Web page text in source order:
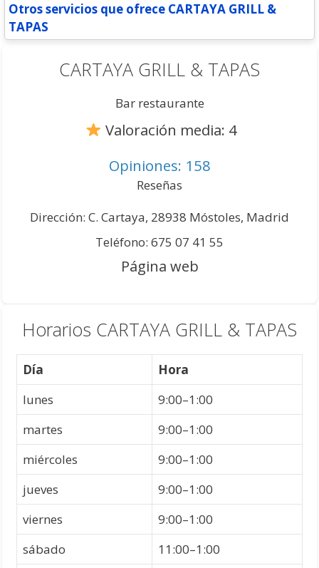
Otros servicios que ofrece CARTAYA GRILL &
TAPAS
CARTAYA GRILL & TAPAS
Bar restaurante
Valoración media: 4
Opiniones: 158
Reseñas
Dirección: C. Cartaya, 28938 Móstoles, Madrid
Teléfono: 675 07 41 55
Página web
Horarios CARTAYA GRILL & TAPAS
Día
Hora
lunes
9:00–1:00
martes
9:00–1:00
miércoles
9:00–1:00
jueves
9:00–1:00
viernes
9:00–1:00
sábado
11:00–1:00